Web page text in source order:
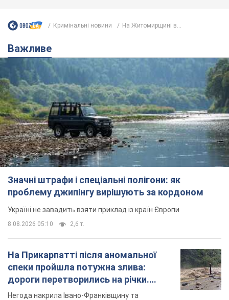
Кримінальні новини На Житомирщині в...
Важливе
Значні штрафи і спеціальні полігони: як
проблему джипінгу вирішують за кордоном
Україні не завадить взяти приклад із країн Європи
8.08.2026 05:10 2,6 т.
На Прикарпатті після аномальної
спеки пройшла потужна злива:
дороги перетворились на річки.
Відео
Негода накрила Івано-Франківщину та